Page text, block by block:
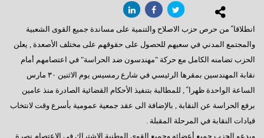
انطلاقا ً من حرص حزب الاصلاح والتنمية على مساندة جميع القوى الشعبية
والمجتمع المدني في سعيهم للحصول على حقوقهم على مختلف الأصعدة , يعلن
الحزب تضامنه الكامل مع حركة "مهندسون ضد الحراسة" في اعتصامهم أمام
نقابة المهندسين بمقرها الرئيسي في شارع رمسيس يوم الاثنين ٣٠ مارس
الساعة الواحدة ظهرا ً , للمطالبة بتنفيذ الأحكام القضائية الصادرة منذ عامين
برفع الحراسة عن النقابة , بالإضافة الى عقد جمعية عمومية بأسرع وقت لانتخاب
قيادات النقابة في المرحلة المقبلة .
ويدعو الحزب جميع أعضائه وجميع القوى الوطنية الاشتراك في الاعتصام نصرة